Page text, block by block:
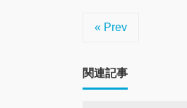
« Prev
関連記事